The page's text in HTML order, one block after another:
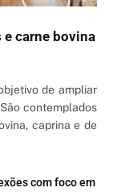
carne bovina
de ampliar
contemplados
caprina e de
com foco em